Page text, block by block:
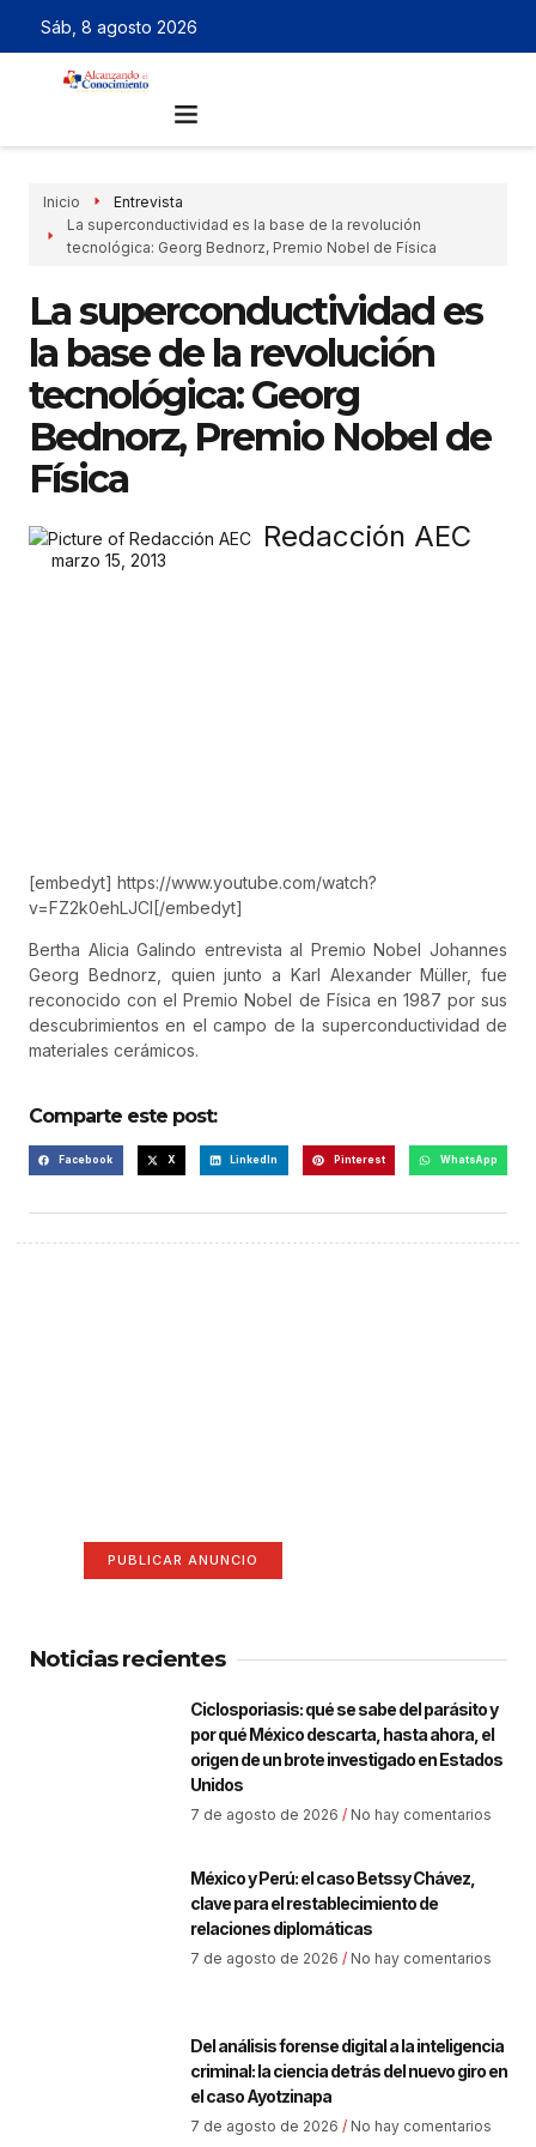
Sáb, 8 agosto 2026
Inicio
Entrevista
La superconductividad es la base de la revolución
tecnológica: Georg Bednorz, Premio Nobel de Física
La superconductividad es
la base de la revolución
tecnológica: Georg
Bednorz, Premio Nobel de
Física
Redacción AEC
marzo 15, 2013
[embedyt] https://www.youtube.com/watch?
v=FZ2k0ehLJCI[/embedyt]
Bertha Alicia Galindo entrevista al Premio Nobel Johannes
Georg Bednorz, quien junto a Karl Alexander Müller, fue
reconocido con el Premio Nobel de Física en 1987 por sus
descubrimientos en el campo de la superconductividad de
materiales cerámicos.
Comparte este post:
Facebook X LinkedIn Pinterest WhatsApp
PUBLICAR ANUNCIO
Noticias recientes
Ciclosporiasis: qué se sabe del parásito y
por qué México descarta, hasta ahora, el
origen de un brote investigado en Estados
Unidos
7 de agosto de 2026 No hay comentarios
México y Perú: el caso Betssy Chávez,
clave para el restablecimiento de
relaciones diplomáticas
7 de agosto de 2026 No hay comentarios
Del análisis forense digital a la inteligencia
criminal: la ciencia detrás del nuevo giro en
el caso Ayotzinapa
7 de agosto de 2026 No hay comentarios